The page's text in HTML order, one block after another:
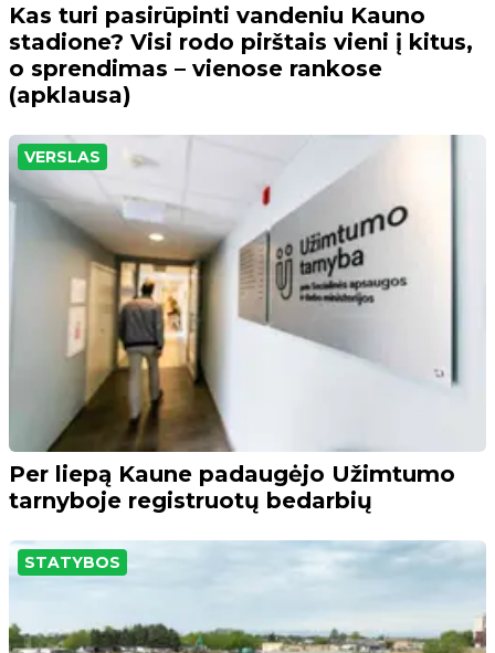
Kas turi pasirūpinti vandeniu Kauno
stadione? Visi rodo pirštais vieni į kitus,
o sprendimas – vienose rankose
(apklausa)
VERSLAS
Per liepą Kaune padaugėjo Užimtumo
tarnyboje registruotų bedarbių
STATYBOS